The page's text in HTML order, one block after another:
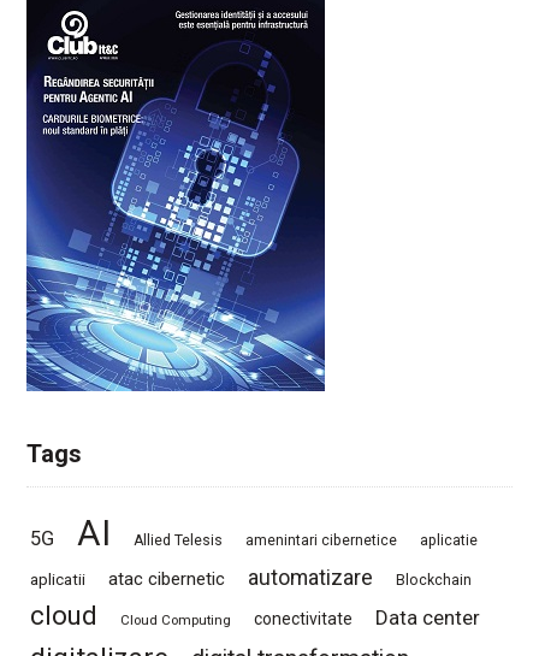
Tags
5G AI Allied Telesis amenintari cibernetice aplicatie
aplicatii atac cibernetic automatizare Blockchain
cloud Cloud Computing conectivitate Data center